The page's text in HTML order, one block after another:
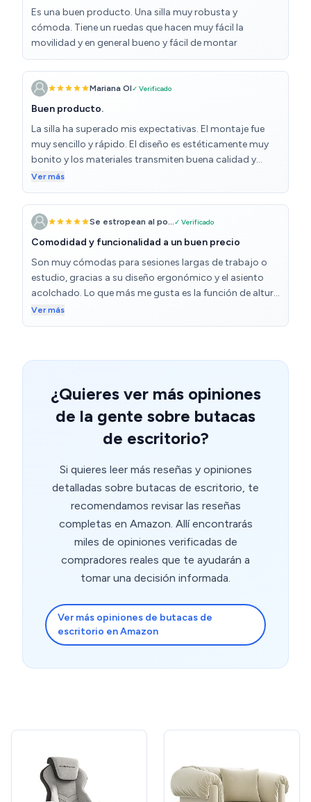
Es una buen producto. Una silla muy robusta y
cómoda. Tiene un ruedas que hacen muy fácil la
movilidad y en general bueno y fácil de montar
Mariana Ol✓ Verificado
Buen producto.
La silla ha superado mis expectativas. El montaje fue
muy sencillo y rápido. El diseño es estéticamente muy
bonito y los materiales transmiten buena calidad y
durabilidad. La adquirí para mi hija de 10 años, aunque
es un modelo de tamaño adulto, lo cual es ideal porque
podrá utilizarla durante muchos años. En general, una
compra totalmente recomendable.
Ver más
Se estropean al po...✓ Verificado
Comodidad y funcionalidad a un buen precio
Son muy cómodas para sesiones largas de trabajo o
estudio, gracias a su diseño ergonómico y el asiento
acolchado. Lo que más me gusta es la función de altura
ajustable, que permite adaptarlas fácilmente a
diferentes escritorios. El mecanismo de giro también es
y todas las piezas necesarias incluidas. La base es
robusta y las ruedas permiten mover las sillas sin
esfuerzo, lo cual es genial si las necesitas desplazar
entre diferentes áreas. A nivel estético, tienen un diseño
los estilos de oficina o estudio. La relación calidad-
precio es excelente para unas sillas de este tipo. Si
tengo que mencionar algún aspecto que podría
mejorar, sería quizás el acolchado del respaldo, que
podría ser un poco más firme para ofrecer mayor
general, por el precio que tienen, ofrecen una excelente
funcionalidad. Recomiendo estas sillas si buscas algo
oficina o espacio de estudio.
Ver más
¿Quieres ver más opiniones
de la gente sobre butacas
de escritorio?
Si quieres leer más reseñas y opiniones
detalladas sobre butacas de escritorio, te
recomendamos revisar las reseñas
completas en Amazon. Allí encontrarás
miles de opiniones verificadas de
compradores reales que te ayudarán a
tomar una decisión informada.
Ver más opiniones de butacas de
escritorio en Amazon